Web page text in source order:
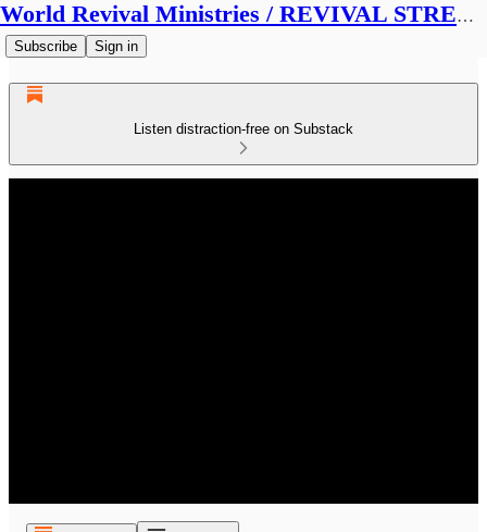
World Revival Ministries / REVIVAL STREAMS BROADCAST
Subscribe Sign in
Listen distraction-free on Substack